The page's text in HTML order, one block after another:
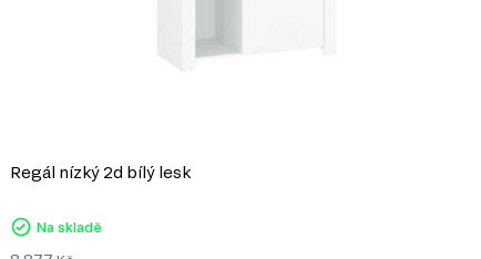
Regál nízký 2d bílý lesk
Na skladě